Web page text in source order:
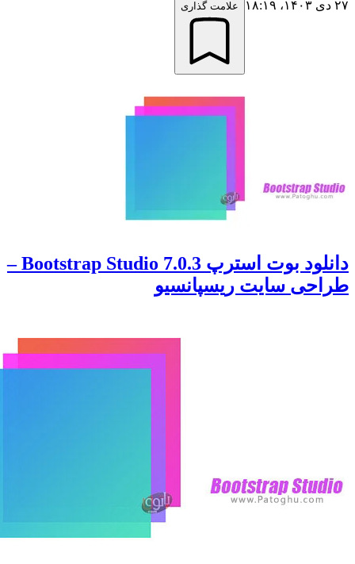
علامت گذاری
دانلود بوت استرپ Bootstrap Studio 7.0.3 –
سایت ریسپانسیو